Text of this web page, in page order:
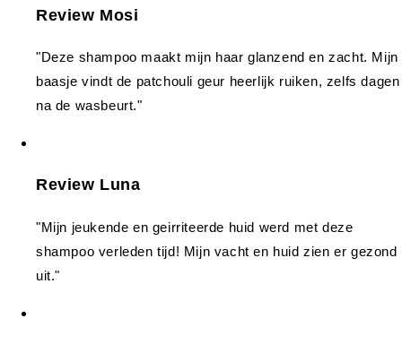
Review Mosi
"Deze shampoo maakt mijn haar glanzend en zacht. Mijn
baasje vindt de patchouli geur heerlijk ruiken, zelfs dagen
na de wasbeurt."
Review Luna
"Mijn jeukende en geirriteerde huid werd met deze
shampoo verleden tijd! Mijn vacht en huid zien er gezond
uit."